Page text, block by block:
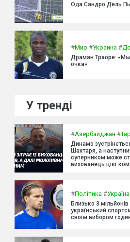
Ода Сандро Дель
#Мир #Украина #
Драман Траоре:
очка»
У тренді
#Азербайджан #
Динамо
Шахтаря, а
суперником може
вихованець цієї
#Політика #Україна
Близько 3 мільйонів
український
своїм вибором